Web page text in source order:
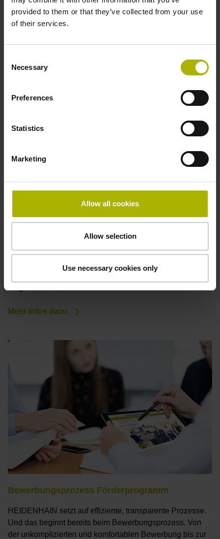
provided to them or that they’ve collected from your use
of their services.
Selection
Necessary
Preferences
Statistics
Marketing
Allow all cookies
Allow selection
Use necessary cookies only
empfehlen sich im Rahmen einer Bachelor- oder
Masterarbeit für den jeweils anderen. Passen wir
Studentisches Praktikum
Vor- oder Grundpraktikum, Industriepraktikum z.B.
Praxissemester und Ingenieurpraxis – oder freiwilliges
Mehr Infos dazu
Bewerbungsprozess Förderprogramm
HEIDENHAIN setzt auf effiziente, transparente Prozesse.
Und das beginnt bereits beim Bewerbungsprozess. Von
der unkomplizierten und komfortablen Bewerbung bis zur